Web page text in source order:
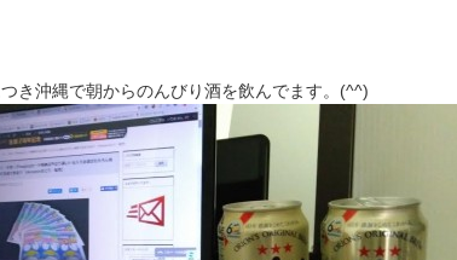
き沖縄で朝からのんびり酒を飲んでます。(^^)